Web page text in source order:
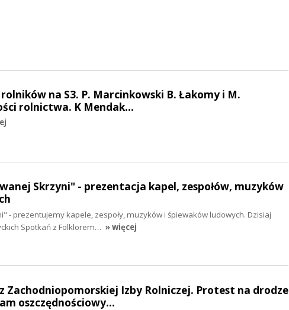
na S3. P. Marcinkowski B. Łakomy i M.
rolnictwa. K Mendak…
Skrzyni" - prezentacja kapel, zespołów, muzyków
- prezentujemy kapele, zespoły, muzyków i śpiewaków ludowych. Dzisiaj
Spotkań z Folklorem… » więcej
Zachodniopomorskiej Izby Rolniczej. Protest na drodze
oszczędnościowy…